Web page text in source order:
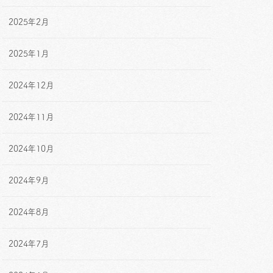
2025年2月
2025年1月
2024年12月
2024年11月
2024年10月
2024年9月
2024年8月
2024年7月